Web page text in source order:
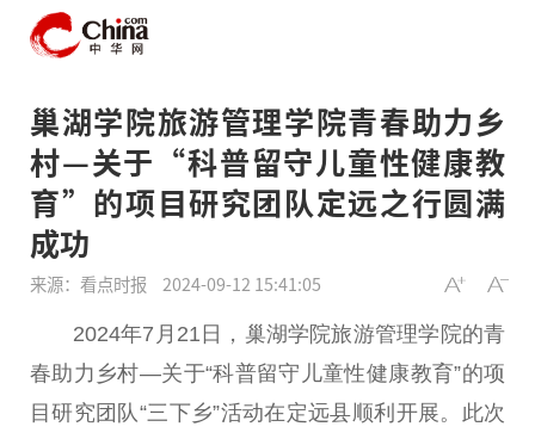
巢湖学院旅游管理学院青春助力乡
村—关于“科普留守儿童性健康教
育”的项目研究团队定远之行圆满
成功
来源：看点时报 2024-09-12 15:41:05
2024年7月21日，巢湖学院旅游管理学院的青
春助力乡村—关于“科普留守儿童性健康教育”的项
目研究团队“三下乡”活动在定远县顺利开展。此次